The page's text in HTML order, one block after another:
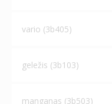
vario (3b405)
geležis (3b103)
manganas (3b503)